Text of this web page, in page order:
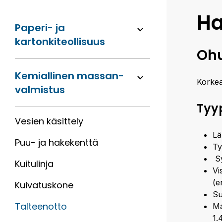
Paperi- ja
kartonkiteollisuus
Kemiallinen massan­
valmistus
Vesien käsittely
Puu- ja hakekenttä
Kuitulinja
Kuivatuskone
Talteenotto